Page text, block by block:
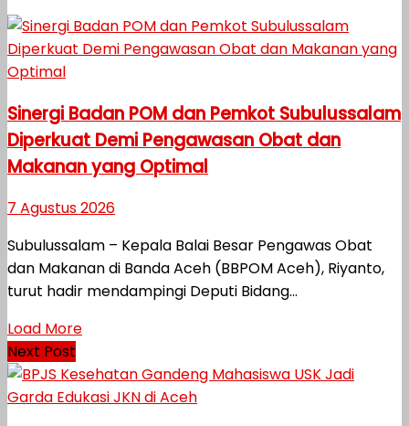
Sinergi Badan POM dan Pemkot Subulussalam
Diperkuat Demi Pengawasan Obat dan
Makanan yang Optimal
7 Agustus 2026
Subulussalam – Kepala Balai Besar Pengawas Obat
dan Makanan di Banda Aceh (BBPOM Aceh), Riyanto,
turut hadir mendampingi Deputi Bidang...
Load More
Next Post